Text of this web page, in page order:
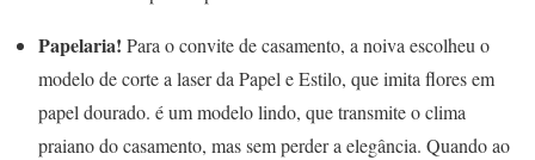
Papelaria! Para o convite de casamento, a noiva escolheu o
modelo de corte a laser da Papel e Estilo, que imita flores em
papel dourado. é um modelo lindo, que transmite o clima
praiano do casamento, mas sem perder a elegância. Quando ao